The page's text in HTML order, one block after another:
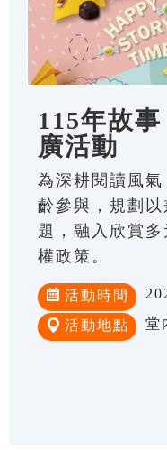
115年故
廣活動
為深耕閱讀風
齡參與，規劃
題，融入欣賞
權政策。
活動時間
活動地點 堂